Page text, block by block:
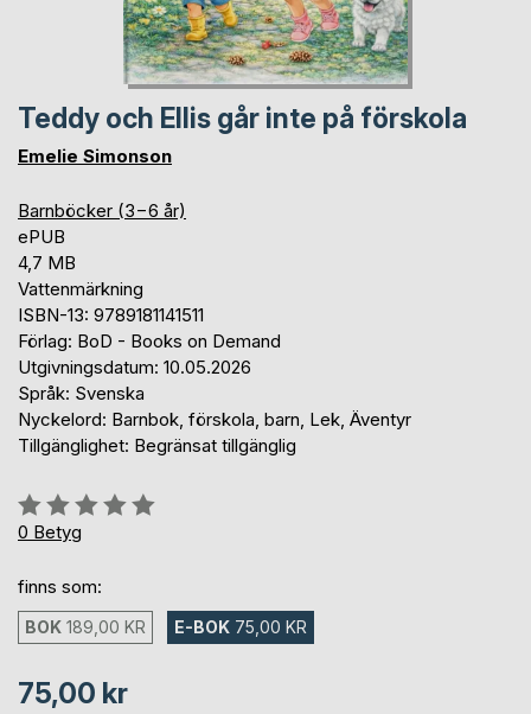
Teddy och Ellis går inte på förskola
Emelie Simonson
Barnböcker (3−6 år)
ePUB
4,7 MB
Vattenmärkning
ISBN-13: 9789181141511
Förlag: BoD - Books on Demand
Utgivningsdatum: 10.05.2026
Språk: Svenska
Nyckelord: Barnbok, förskola, barn, Lek, Äventyr
Tillgänglighet: Begränsat tillgänglig
Betyg::
0%
0 Betyg
finns som:
BOK 189,00 KR E-BOK 75,00 KR
75,00 kr